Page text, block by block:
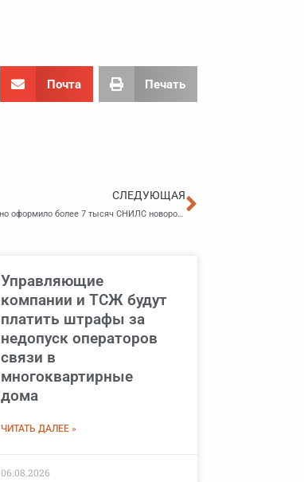
Почта Печать
СЛЕДУЮЩАЯ
С начала года Отделение СФР по Приморскому краю беззаявительно оформило более 7 тысяч СНИЛС новорожденным
Управляющие
компании и ТСЖ будут
платить штрафы за
недопуск операторов
связи в
многоквартирные
дома
ЧИТАТЬ ДАЛЕЕ »
06.08.2026